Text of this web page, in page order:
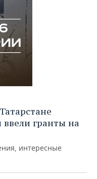
гранты на
интересные